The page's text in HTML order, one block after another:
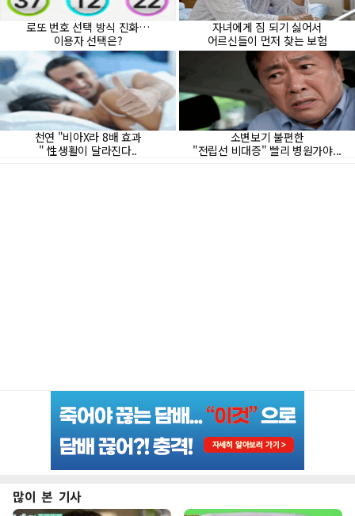
많이 본 기사